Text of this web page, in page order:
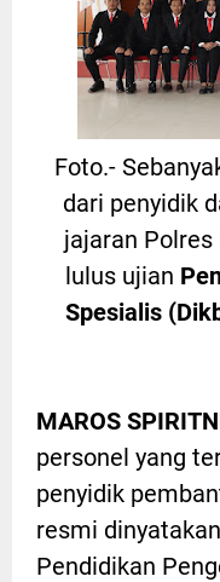
Foto.-
dari penyidik
jajaran
lulus ujian
Spesialis
MAROS
personel yang
penyidik
resmi
Pendidikan